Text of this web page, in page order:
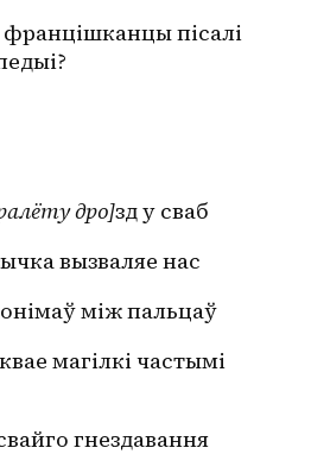
францішканцы пісалі
дро]зд у сваб
вызваляе нас
між пальцаў
магілкі частымі
гнездавання